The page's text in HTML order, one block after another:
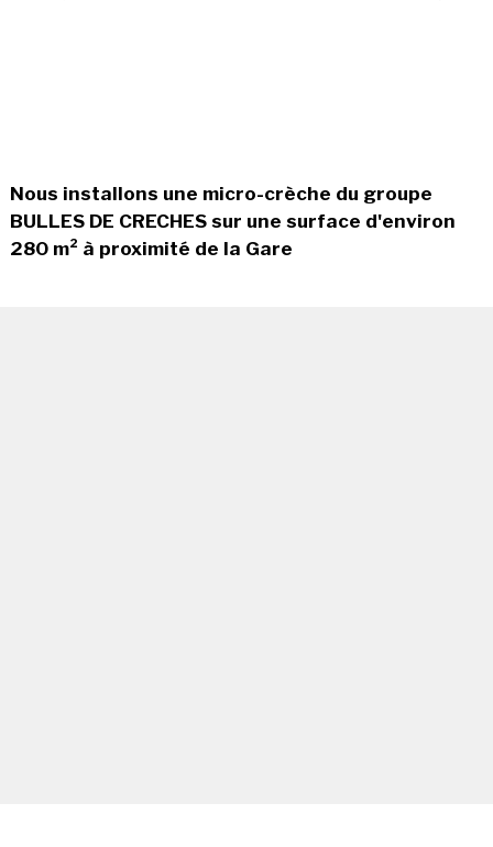
Nous installons une micro-crèche du groupe
BULLES DE CRECHES sur une surface d'environ
280 m² à proximité de la Gare